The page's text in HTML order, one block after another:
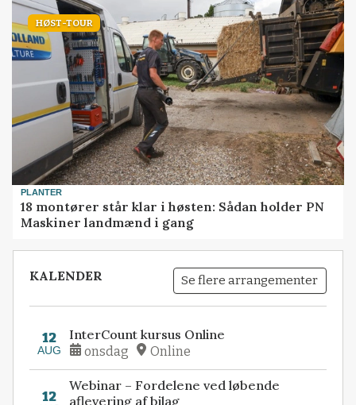
HØST-TOUR
PLANTER
18 montører står klar i høsten: Sådan holder PN
Maskiner landmænd i gang
KALENDER Se flere arrangementer
12
AUG
InterCount kursus Online
onsdag Online
12
Webinar – Fordelene ved løbende
aflevering af bilag